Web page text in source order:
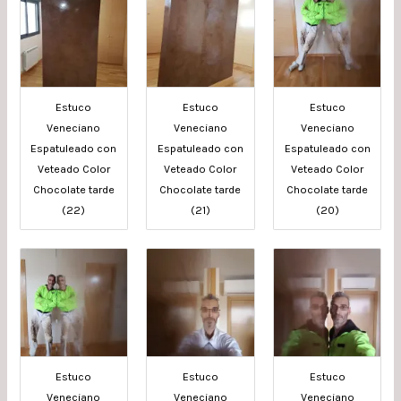
Estuco
Veneciano
Espatuleado con
Veteado Color
Chocolate tarde
(22)
Estuco
Veneciano
Espatuleado con
Veteado Color
Chocolate tarde
(21)
Estuco
Veneciano
Espatuleado con
Veteado Color
Chocolate tarde
(20)
Estuco
Veneciano
Estuco
Veneciano
Estuco
Veneciano